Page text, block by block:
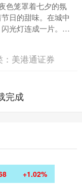
色笼罩着七夕的氛
日的甜味。在城中
光灯连成一片。汪
缓走过红毯，身着
侣衬....
美港通证券
完成
+1.02%